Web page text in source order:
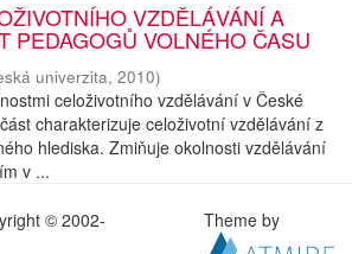
VZDĚLÁVÁNÍ A
PEDAGOGŮ VOLNÉHO ČASU
univerzita, 2010)
celoživotního vzdělávání v České
charakterizuje celoživotní vzdělávání z
hlediska. Zmiňuje okolnosti vzdělávání
v ...
© 2002-
Theme by